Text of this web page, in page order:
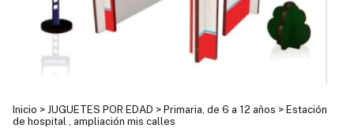
Inicio > JUGUETES POR EDAD > Primaria, de 6 a 12 años > Estación
de hospital , ampliación mis calles